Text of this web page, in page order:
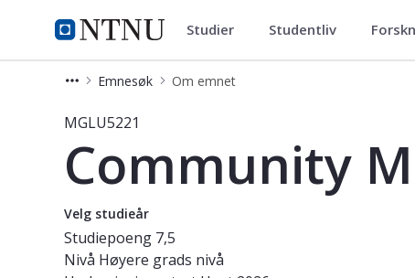
NTNU Hjemmeside
Studier Studier Studentliv
Emnesøk Om emnet
Emne - Community Music -
MGLU5221
Community
Velg studieår
Studiepoeng 7,5
Nivå Høyere grads nivå